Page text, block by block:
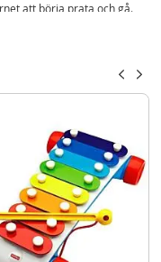
att börja prata och gå.
dra leksaken bakom sig
uppmuntrar till tidigt